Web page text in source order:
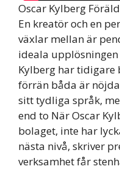
Oscar Kylberg
En kreatör och en
växlar mellan är
ideala
Kylberg har tidigare
förrän båda är
sitt tydliga språk,
end to När Oscar
bolaget, inte har
nästa nivå, skriver
verksamhet får